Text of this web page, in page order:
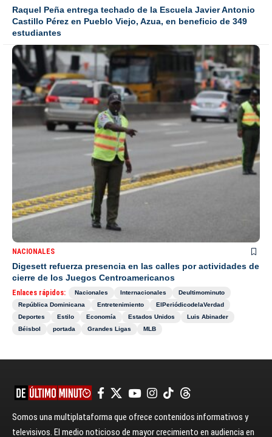
Raquel Peña entrega techado de la Escuela Javier Antonio
Castillo Pérez en Pueblo Viejo, Azua, en beneficio de 349
estudiantes
NACIONALES
Digesett refuerza presencia en las calles por actividades de
cierre de los Juegos Centroamericanos
Enlaces rápidos: Nacionales Internacionales
Deultimominuto
República Dominicana
Entretenimiento
ElPeriódicodelaVerdad
Deportes
Estilo Economía Estados Unidos
Luis Abinader
Béisbol
portada Grandes Ligas MLB
Somos una multiplataforma que ofrece contenidos informativos y
televisivos. El medio noticioso de mayor crecimiento en audiencia en